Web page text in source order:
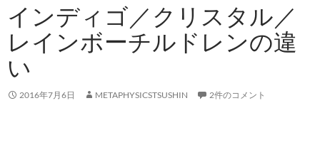
インディゴ／クリスタル／
レインボーチルドレンの違
い
2016年7月6日 METAPHYSICSTSUSHIN 2件のコメント